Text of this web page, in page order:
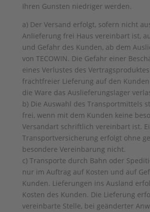
Ihren Gunsten niedriger werden.
a) Der Versand erfolgt, sofern nicht
Anlieferung frei Haus vereinbart ist,
und Gefahr des Kunden, ab dem
von TECOWIN. Die Gefahr einer
eines Verlustes des
frachtfreier Lieferung auf den
die Ware das Auslieferungslager
b) Die Auswahl des Transportmittels
frei, wenn mit dem Kunden keine
Versandart schriftlich vereinbart ist.
Transportversicherung erfolgt ohne
besondere Vereinbarung nicht.
c) Transporte durch Bahn oder
nur im Auftrag auf Kosten und auf
Kunden. Lieferungen ins Ausland
Kosten des Kunden. Die Lieferung
vereinbarte Stelle, bei geänderter